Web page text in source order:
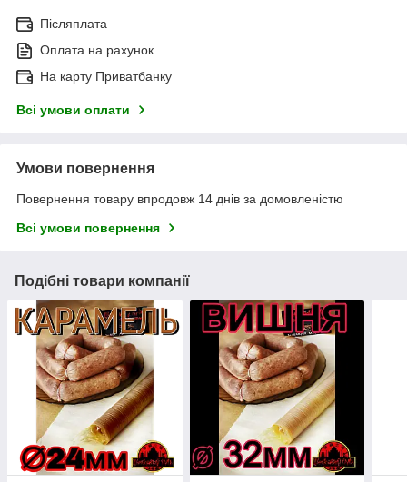
Післяплата
Оплата на рахунок
На карту Приватбанку
Всі умови оплати
Умови повернення
Повернення товару впродовж 14 днів за домовленістю
Всі умови повернення
Подібні товари компанії